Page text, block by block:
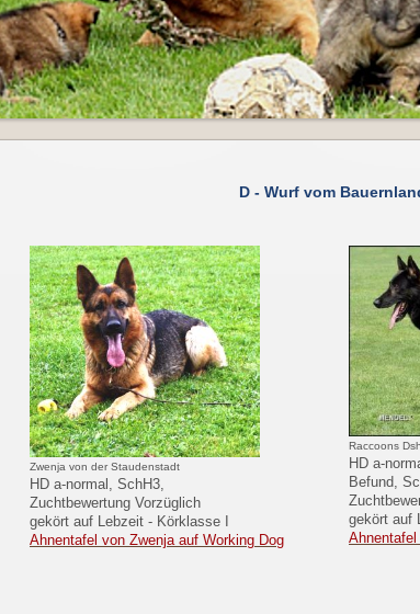
D - Wurf vom
Zwenja von der Staudenstadt
HD a-normal, SchH3,
Zuchtbewertung Vorzüglich
gekört auf Lebzeit - Körklasse I
Ahnentafel von Zwenja auf Working Dog
Raccoons
HD a-
Befund,
gekört auf